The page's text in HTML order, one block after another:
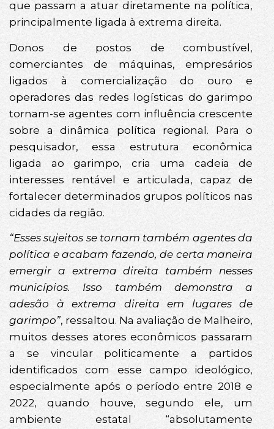
que passam a atuar diretamente na política,
principalmente ligada à extrema direita.
Donos de postos de combustível,
comerciantes de máquinas, empresários
ligados à comercialização do ouro e
operadores das redes logísticas do garimpo
tornam-se agentes com influência crescente
sobre a dinâmica política regional. Para o
pesquisador, essa estrutura econômica
ligada ao garimpo, cria uma cadeia de
interesses rentável e articulada, capaz de
fortalecer determinados grupos políticos nas
cidades da região.
“Esses sujeitos se tornam também agentes da
política e acabam fazendo, de certa maneira
emergir a extrema direita também nesses
municípios. Isso também demonstra a
adesão à extrema direita em lugares de
garimpo”, ressaltou. Na avaliação de Malheiro,
muitos desses atores econômicos passaram
a se vincular politicamente a partidos
identificados com esse campo ideológico,
especialmente após o período entre 2018 e
2022, quando houve, segundo ele, um
ambiente estatal “absolutamente